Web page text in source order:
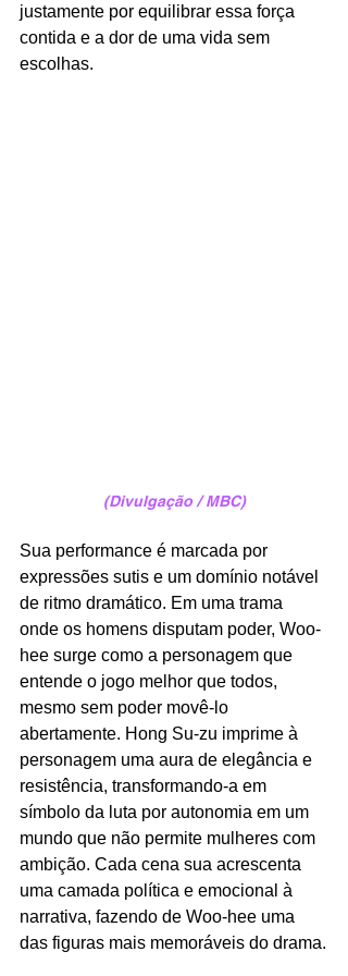
justamente por equilibrar essa força
contida e a dor de uma vida sem
escolhas.
(Divulgação / MBC)
Sua performance é marcada por
expressões sutis e um domínio notável
de ritmo dramático. Em uma trama
onde os homens disputam poder, Woo-
hee surge como a personagem que
entende o jogo melhor que todos,
mesmo sem poder movê-lo
abertamente. Hong Su-zu imprime à
personagem uma aura de elegância e
resistência, transformando-a em
símbolo da luta por autonomia em um
mundo que não permite mulheres com
ambição. Cada cena sua acrescenta
uma camada política e emocional à
narrativa, fazendo de Woo-hee uma
das figuras mais memoráveis do drama.